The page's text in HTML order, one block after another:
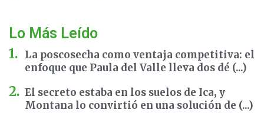
Lo Más Leído
La poscosecha como ventaja competitiva: el
enfoque que Paula del Valle lleva dos dé (...)
El secreto estaba en los suelos de Ica, y
Montana lo convirtió en una solución de (...)